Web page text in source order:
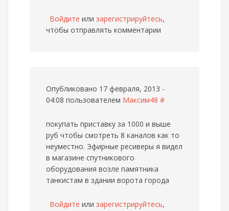
Войдите или зарегистрируйтесь,
чтобы отправлять комментарии
Опубликовано 17 февраля, 2013 -
04:08 пользователем Максим48 #
покупать приставку за 1000 и выше
руб чтобы смотреть 8 каналов как то
неуместно. Эфирные ресиверы я видел
в магазине спутникового
оборудования возле памятника
танкистам в здании ворота города
Войдите или зарегистрируйтесь,